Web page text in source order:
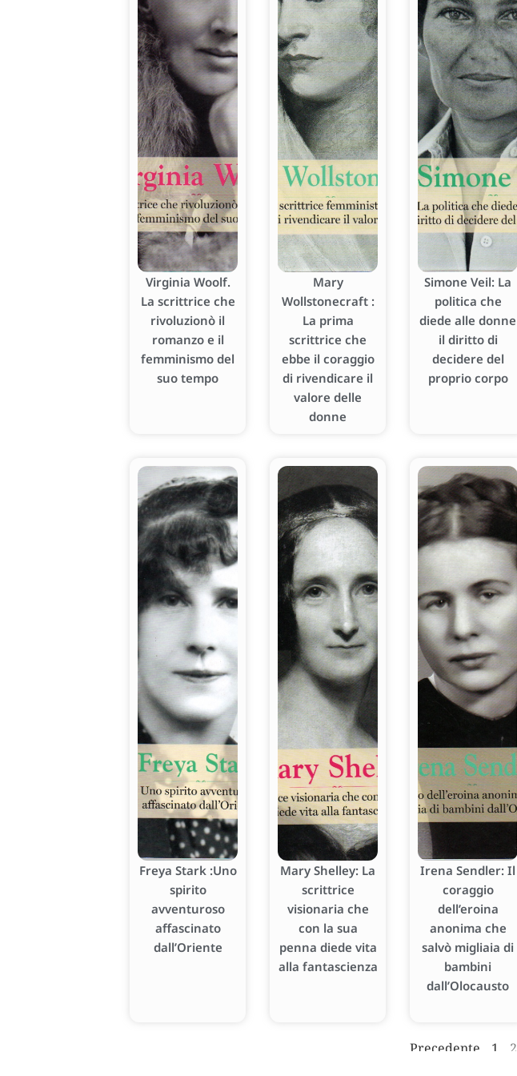
Virginia Woolf.
La scrittrice che
rivoluzionò il
romanzo e il
femminismo del
suo tempo
Mary
Wollstonecraft :
La prima
scrittrice che
ebbe il coraggio
di rivendicare il
valore delle
donne
Simone Veil: La
politica che
diede alle donne
il diritto di
decidere del
proprio corpo
Freya Stark :Uno
spirito
avventuroso
affascinato
dall’Oriente
Mary Shelley: La
scrittrice
visionaria che
con la sua
penna diede vita
alla fantascienza
Irena Sendler: Il
coraggio
dell’eroina
anonima che
salvò migliaia di
bambini
dall’Olocausto
Precedente 1 2